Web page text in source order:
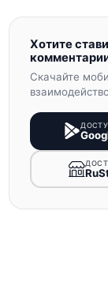
Хотите
Скачайте